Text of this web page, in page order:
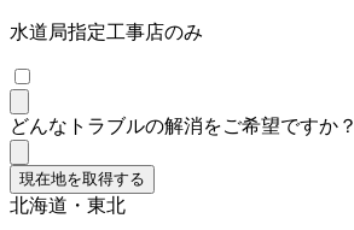
水道局指定工事店のみ
どんなトラブルの解消をご希望ですか？
現在地を取得する
北海道・東北